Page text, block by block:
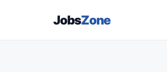
JobsZone